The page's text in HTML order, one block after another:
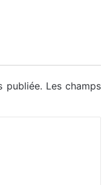
publiée. Les champs